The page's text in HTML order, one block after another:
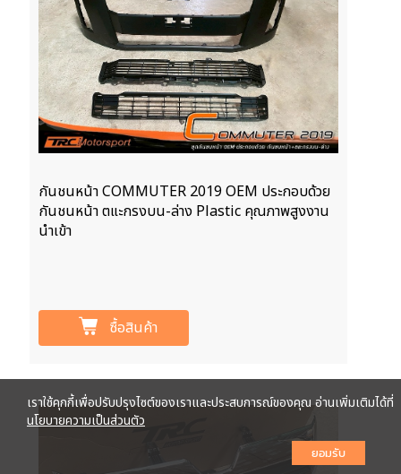
กันชนหน้า COMMUTER 2019 OEM ประกอบด้วย
กันชนหน้า ตแะกรงบน-ล่าง Plastic คุณภาพสูงงาน
นำเข้า
ซื้อสินค้า
เราใช้คุกกี้เพื่อปรับปรุงไซต์ของเราและประสบการณ์ของคุณ อ่านเพิ่มเติมได้ที่
นโยบายความเป็นส่วนตัว
ยอมรับ